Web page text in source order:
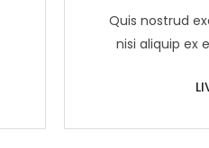
Quis nostrud
nisi aliquip ex